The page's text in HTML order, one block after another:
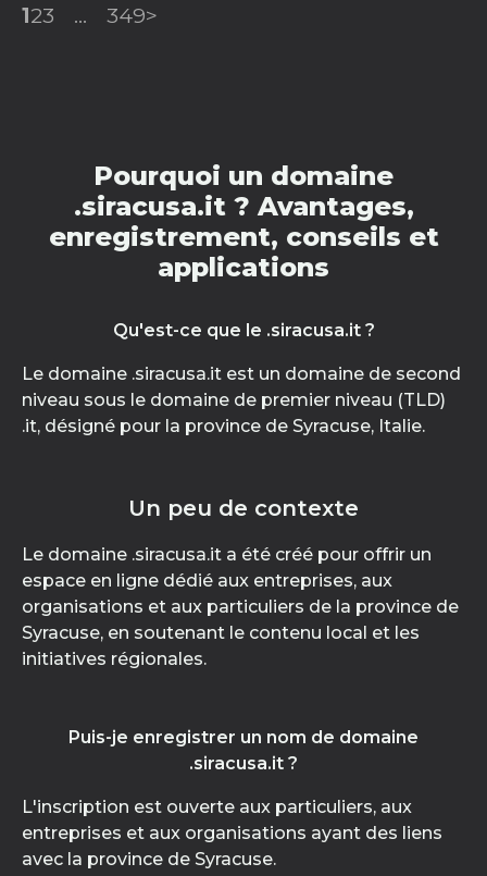
123 ... 349>
Pourquoi un domaine
.siracusa.it ? Avantages,
enregistrement, conseils et
applications
Qu'est-ce que le .siracusa.it ?
Le domaine .siracusa.it est un domaine de second
niveau sous le domaine de premier niveau (TLD)
.it, désigné pour la province de Syracuse, Italie.
Un peu de contexte
Le domaine .siracusa.it a été créé pour offrir un
espace en ligne dédié aux entreprises, aux
organisations et aux particuliers de la province de
Syracuse, en soutenant le contenu local et les
initiatives régionales.
Puis-je enregistrer un nom de domaine
.siracusa.it ?
L'inscription est ouverte aux particuliers, aux
entreprises et aux organisations ayant des liens
avec la province de Syracuse.